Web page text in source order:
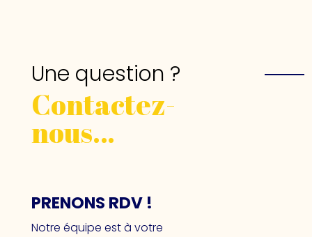
Une question ?
Contactez-
nous…
PRENONS RDV !
Notre équipe est à votre